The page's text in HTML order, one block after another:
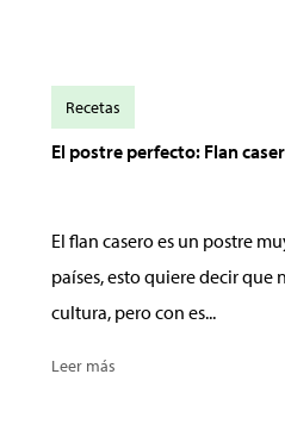
El postre perfecto: Flan
El flan casero es un postre
países, esto quiere decir que
cultura, pero con es...
Leer más
Recetas